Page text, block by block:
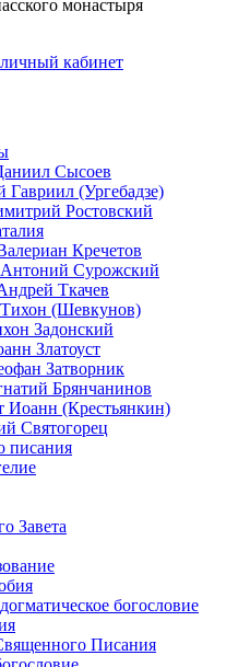
монастыря
кабинет
Сысоев
(Ургебадзе)
Ростовский
Кречетов
Сурожский
Ткачев
(Шевкунов)
Задонский
Златоуст
Затворник
Брянчанинов
Иоанн (Крестьянкин)
Святогорец
писания
Завета
богословие
Писания